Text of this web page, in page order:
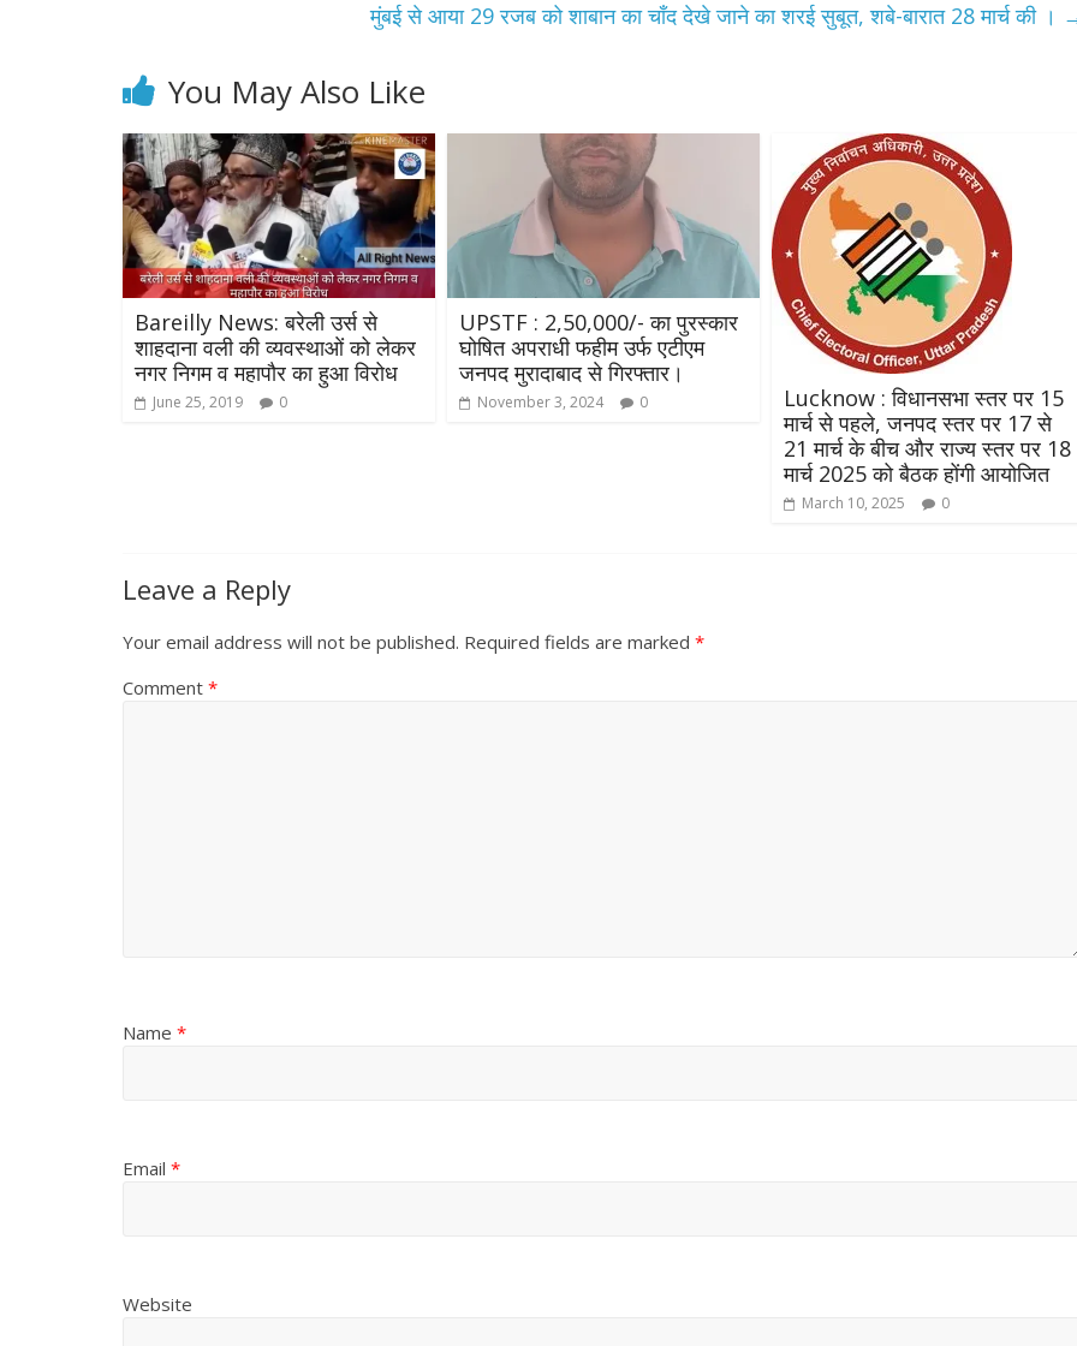
मुंबई से आया 29 रजब को शाबान का चाँद देखे जाने का शरई सुबूत, शबे-बारात 28 मार्च की ।
You May Also Like
Bareilly News: बरेली उर्स से
शाहदाना वली की व्यवस्थाओं को लेकर
नगर निगम व महापौर का हुआ विरोध
June 25, 2019 0
UPSTF : 2,50,000/- का पुरस्कार
घोषित अपराधी फहीम उर्फ एटीएम
जनपद मुरादाबाद से गिरफ्तार।
November 3, 2024 0
Lucknow : विधानसभा स्तर पर 15
मार्च से पहले, जनपद स्तर पर 17 से
21 मार्च के बीच और राज्य स्तर पर 18
मार्च 2025 को बैठक होंगी आयोजित
March 10, 2025 0
Leave a Reply
Your email address will not be published. Required fields are marked *
Comment *
Name *
Email *
Website
खिलाफ प्रदर्शन
August 4, 2021 Editor All Rights
All Rights News Bareilly
Uttar
Pradesh
राजनीति हॉट राजनीतिक
प्रथम आगमन पर नवनियुक्त प्रदेश
उपाध्यक्ष सोनू बाल्मीकि का किया गया
स्वागत
August 6, 2021 Editor All Rights